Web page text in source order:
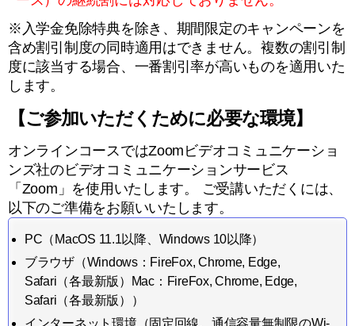
※入学金免除特典を除き、期間限定のキャンペーンを
含め割引制度の同時適用はできません。複数の割引制
度に該当する場合、一番割引率が高いものを適用いた
します。
【ご参加いただくために必要な環境】
オンラインコースではZoomビデオコミュニケーショ
ンズ社のビデオコミュニケーションサービス
「Zoom」を使用いたします。 ご受講いただくには、
以下のご準備をお願いいたします。
PC（MacOS 11.1以降、Windows 10以降）
ブラウザ（Windows：FireFox, Chrome, Edge,
Safari（各最新版）Mac：FireFox, Chrome, Edge,
Safari（各最新版））
インターネット環境（固定回線、通信容量無制限のWi-